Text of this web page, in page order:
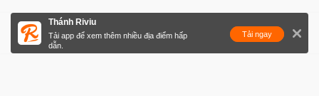
Thánh Riviu
Tải app để xem thêm nhiều địa điểm hấp
dẫn.
Tải ngay